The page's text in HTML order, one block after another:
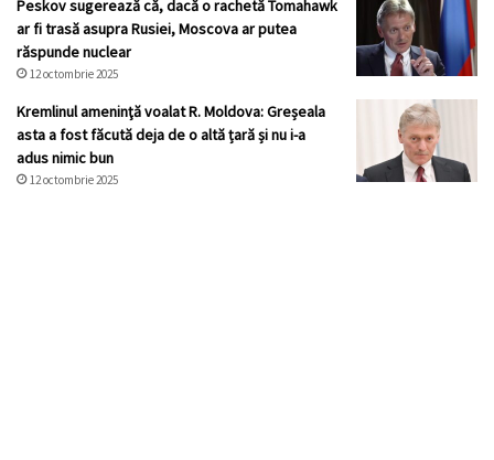
Peskov sugerează că, dacă o rachetă Tomahawk
ar fi trasă asupra Rusiei, Moscova ar putea
răspunde nuclear
12 octombrie 2025
Kremlinul ameninţă voalat R. Moldova: Greșeala
asta a fost făcută deja de o altă țară și nu i-a
adus nimic bun
12 octombrie 2025